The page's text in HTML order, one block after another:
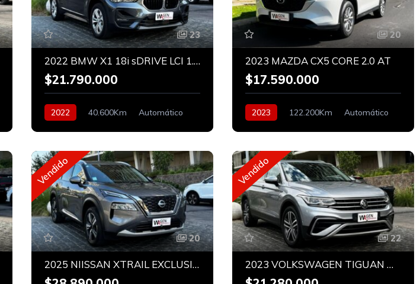
23
2022 BMW X1 18i sDRIVE LCI 1.5 COMFORT
$21.790.000
2022 40.600Km
Automático
20
2023 MAZDA CX5 CORE 2.0 AT
$17.590.000
2023 122.200Km
Automático
Vendido
20
2025 NIISSAN XTRAIL EXCLUSIVE 4x4
Vendido
22
2023 VOLKSWAGEN TIGUAN HIGHLINE 1.4 AT